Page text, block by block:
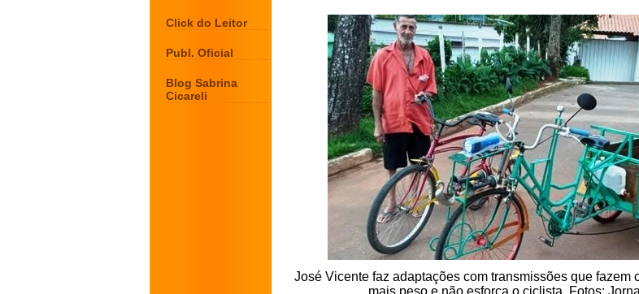
Click do Leitor
Publ. Oficial
Blog Sabrina
Cicareli
José Vicente faz adaptações com transmissões que fazem
mais peso e não esforça o ciclista. Fotos: